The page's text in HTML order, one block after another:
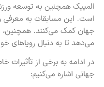
المپیک همچنین به توسعه
است. این مسابقات به
جهان کمک می‌کنند. همچنین،
می‌دهد تا به دنبال رویاهای
در ادامه به برخی از
جهانی اشاره می‌کنیم: